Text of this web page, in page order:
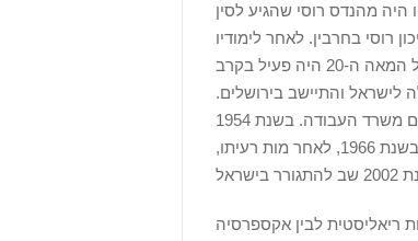
הידוע בכינויו “פימה”, נולד בחרבין, סין, בשנת 1916. אביו היה מהנדס רוסי שהגיע לסין
רוסי בחרבין. לאחר לימודיו
עבר להתגורר בשנגחאי, שם למד אדריכלות בשיעורי ערב וציור. בשנות ה-40 של המאה ה-20 היה פעיל בקרב
לצד ציור עסק גם בעיצוב תפאורות לתאטרון. בשנת 1919 עלה לישראל והתיישב בירושלים.
לפרנסתו עבד בתחילה כצייר שלטים ואחר כך כמפקח על בניית שיכונים מטעם משרד העבודה. בשנת 1954
נסע לאיטליה ובשנת 1956 לפריז, צרפת. בשנת 1961 עבר להתגורר בפריז. בשנת 1966, לאחר מות רעיתו,
ריאליסטית לבין אקספרסיה